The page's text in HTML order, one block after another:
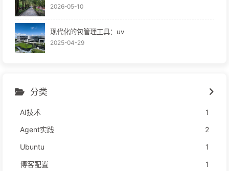
2026-05-10
现代化的包管理工具：uv
2025-04-29
分类
AI技术
1
Agent实践
2
Ubuntu
1
博客配置
1